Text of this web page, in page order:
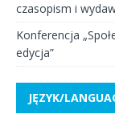
czasopism i
Konferencja
edycja”
JĘZYK/